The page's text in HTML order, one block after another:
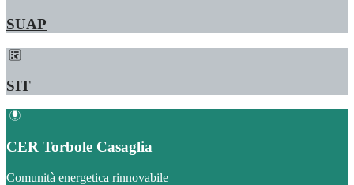
SUAP
SIT
CER Torbole Casaglia
Comunità energetica rinnovabile